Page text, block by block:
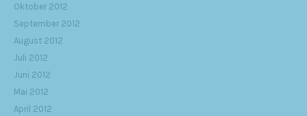
Oktober 2012
September 2012
August 2012
Juli 2012
Juni 2012
Mai 2012
April 2012